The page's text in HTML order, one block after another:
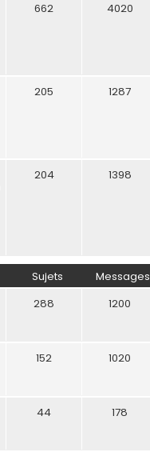
662 4020
205 1287
204 1398
Sujets Messages
288 1200
152 1020
44 178